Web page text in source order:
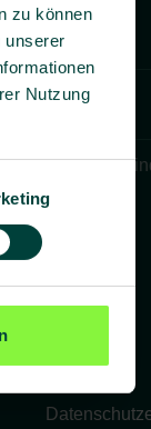
zu können
unserer
Nutzung
BG prevent mir
zusenden darf.
Impressum